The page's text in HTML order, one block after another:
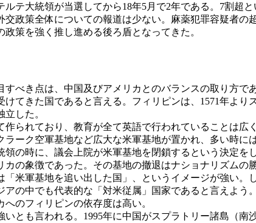
テ大統領が当選してから18年5月で2年である。7割超
政策全体についての報道は少ない。麻薬犯罪容疑者
策を強く推し進める後ろ盾となってきた。
べき点は、中国及びアメリカとのバランスの取り方であ
てきた国であると言える。フィリピンは、1571年より
した。
られており、教育が全て英語で行われていることは広
ーク空軍基地など広大な米軍基地が置かれ、多い時に
の時に、議会上院が米軍基地を閉鎖するという決定
の象徴であった。その基地の撤退はナショナリズムの
米軍基地を追い出した国」、というイメージが強い。
の中でも代表的な「対米従属」国家であると言えよう
のフィリピンの依存度は高い。
とも言われる。1995年に中国がスプラトリー諸島（南